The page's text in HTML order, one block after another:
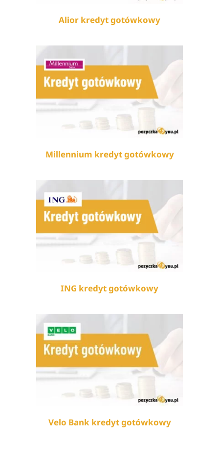
Alior kredyt gotówkowy
Millennium kredyt gotówkowy
ING kredyt gotówkowy
Velo Bank kredyt gotówkowy